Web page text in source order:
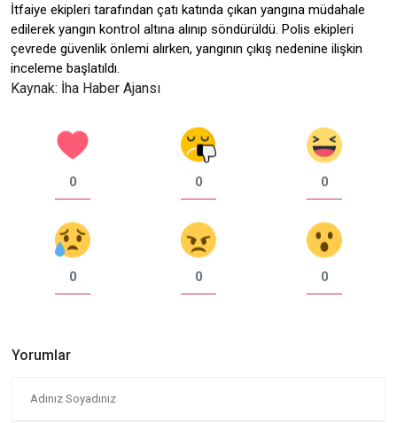
İtfaiye ekipleri tarafından çatı katında çıkan yangına müdahale
edilerek yangın kontrol altına alınıp söndürüldü. Polis ekipleri
çevrede güvenlik önlemi alırken, yangının çıkış nedenine ilişkin
inceleme başlatıldı.
Kaynak: İha Haber Ajansı
0 0 0
0 0 0
Yorumlar